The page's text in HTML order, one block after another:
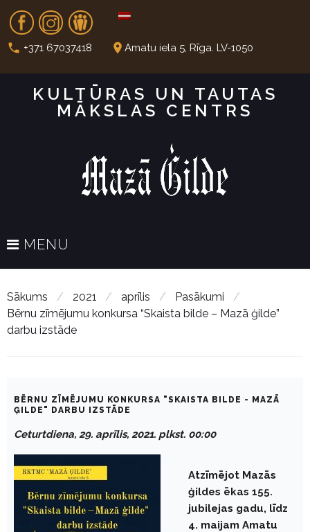
t
Fb In Dr
call +371 67037418 place Amatu iela 5, Rīga. LV-1050
KULTŪRAS UN TAUTAS
MĀKSLAS CENTRS
MENU
Sākums / 2021 / aprīlis / Pasākumi
/
Bērnu zīmējumu konkursa “Skaista bilde – Mazā ģilde”
darbu izstāde
BĒRNU ZĪMĒJUMU KONKURSA "SKAISTA BILDE - MAZĀ
ĢILDE" DARBU IZSTĀDE
Ceturtdiena, 29. aprīlis, 2021. plkst. 00:00
Atzīmējot Mazās
ģildes ēkas 155.
jubilejas gadu, līdz
4. maijam Amatu